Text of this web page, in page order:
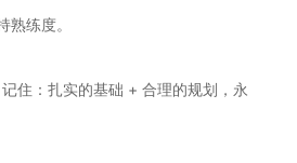
练度。
住：扎实的基础 + 合理的规划，永